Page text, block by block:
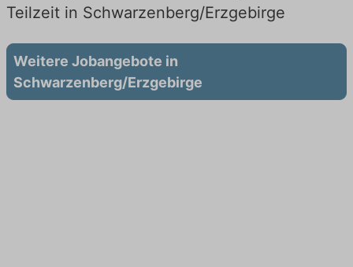
Teilzeit in Schwarzenberg/Erzgebirge
Weitere Jobangebote in
Schwarzenberg/Erzgebirge